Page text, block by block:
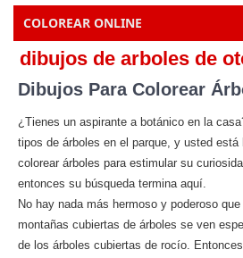
COLOREAR ONLINE
dibujos de arboles de
Dibujos Para Colorear
¿Tienes un aspirante a botánico en la
tipos de árboles en el parque, y usted
colorear árboles para estimular su
entonces su búsqueda termina aquí.
No hay nada más hermoso y poderoso
montañas cubiertas de árboles se ven
de los árboles cubiertas de rocío.